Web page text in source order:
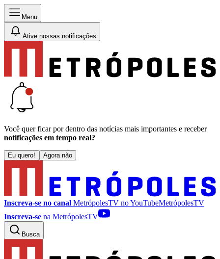
Menu
Ative nossas notificações
Você quer ficar por dentro das notícias mais importantes e receber
notificações em tempo real?
Eu quero! Agora não
Inscreva-se no canal MetrópolesTV noYouTubeMetrópolesTV
Inscreva-se na MetrópolesTV
Busca